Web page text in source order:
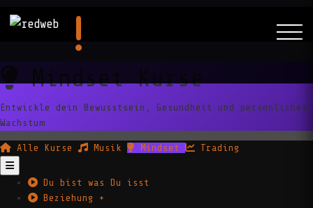
Mindset Kurse
Entwickle dein Bewusstsein, Gesundheit und personliches
Wachstum
Alle Kurse Musik Mindset Trading
Du bist was Du isst
Beziehung +